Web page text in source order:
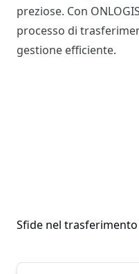
preziose. Con
processo di
gestione efficiente.
Sfide nel